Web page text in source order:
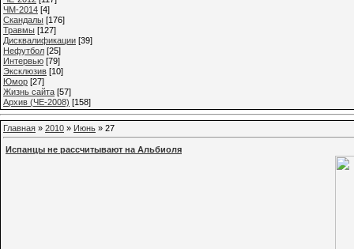
ЧМ-2014 [4]
Cкандалы [176]
Травмы [127]
Дисквалификации [39]
Нефутбол [25]
Интервью [79]
Эксклюзив [10]
Юмор [27]
Жизнь сайта [57]
Архив (ЧЕ-2008) [158]
Главная » 2010 » Июнь » 27
Испанцы не рассчитывают на Альбиоля